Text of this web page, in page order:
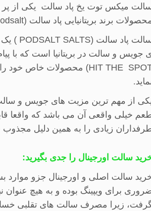
میکس توت یخ پاد سالت یکی از پر
برند بریتانیایی پاد سالت (
پاد سالت ( PODSALT SALTS) یک
جویس و سالت در بریتانیا است که با
HIT THE
) محصولات خاص خود
.
از مهم ترین مزیت های جویس و
خیلی واقعی آن می باشد که واقعا
زیادی را به همین دلیل
سالت اورجینال را جدی بگیرید:
سالت اصلی و اورجینال جزو موارد
برای ویپینگ بوده و به هیچ عنوان
زیرا مصرف سالت های تقلبی